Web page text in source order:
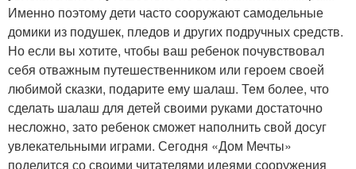
Именно поэтому дети часто сооружают самодельные
домики из подушек, пледов и других подручных средств.
Но если вы хотите, чтобы ваш ребенок почувствовал
себя отважным путешественником или героем своей
любимой сказки, подарите ему шалаш. Тем более, что
сделать шалаш для детей своими руками достаточно
несложно, зато ребенок сможет наполнить свой досуг
увлекательными играми. Сегодня «Дом Мечты»
поделится со своими читателями идеями сооружения